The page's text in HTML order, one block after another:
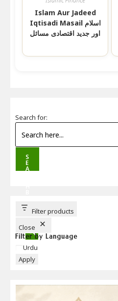
Islam Aur Jadeed
Iqtisadi Masail اسلام
اور جدید اقتصادی مسائل
Search for:
S
E
A
T
T
Filter products
Close
Filter by Language
Language
Urdu
Apply